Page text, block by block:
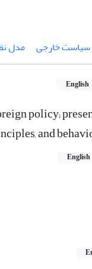
سیاست خارجی مدل
English
policy;
and
English